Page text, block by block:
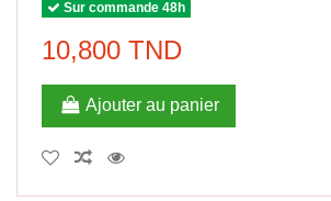
Sur commande 48h
10,800 TND
Ajouter au panier